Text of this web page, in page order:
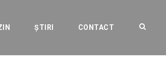
ȘTIRI CONTACT
pe